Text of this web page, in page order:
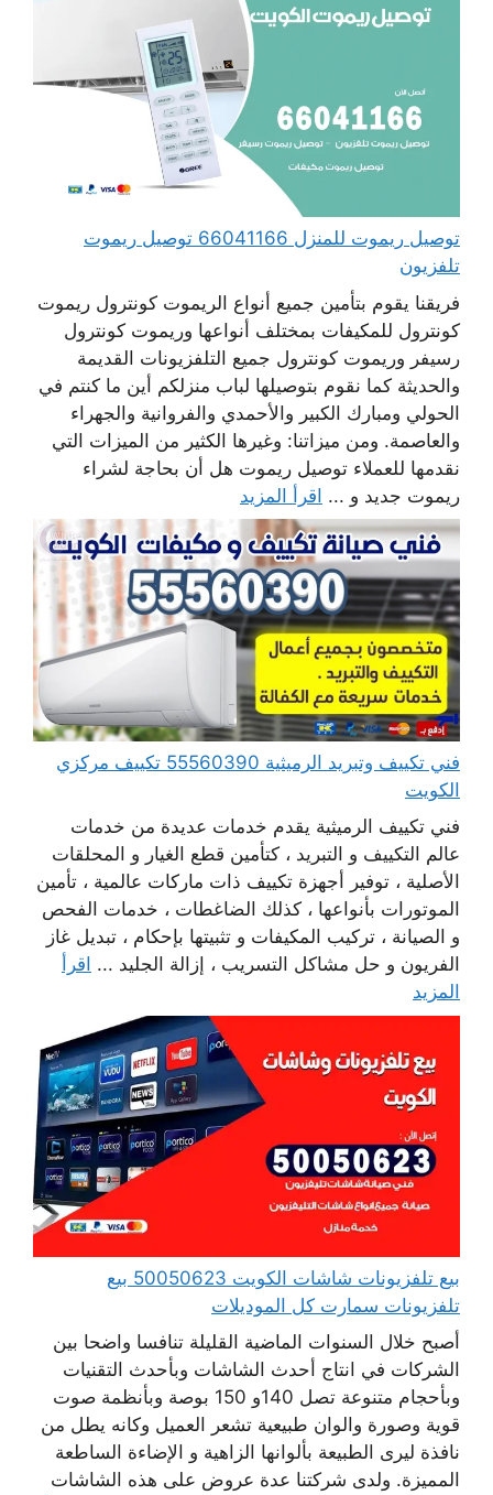
توصيل ريموت للمنزل 66041166 توصيل ريموت
تلفزيون
فريقنا يقوم بتأمين جميع أنواع الريموت كونترول ريموت
كونترول للمكيفات بمختلف أنواعها وريموت كونترول
رسيفر وريموت كونترول جميع التلفزيونات القديمة
والحديثة كما نقوم بتوصيلها لباب منزلكم أين ما كنتم في
الحولي ومبارك الكبير والأحمدي والفروانية والجهراء
والعاصمة. ومن ميزاتنا: وغيرها الكثير من الميزات التي
نقدمها للعملاء توصيل ريموت هل أن بحاجة لشراء
ريموت جديد و ... اقرأ المزيد
فني تكييف وتبريد الرميثية 55560390 تكييف مركزي
الكويت
فني تكييف الرميثية يقدم خدمات عديدة من خدمات
عالم التكييف و التبريد ، كتأمين قطع الغيار و المحلقات
الأصلية ، توفير أجهزة تكييف ذات ماركات عالمية ، تأمين
الموتورات بأنواعها ، كذلك الضاغطات ، خدمات الفحص
و الصيانة ، تركيب المكيفات و تثبيتها بإحكام ، تبديل غاز
الفريون و حل مشاكل التسريب ، إزالة الجليد ... اقرأ
المزيد
بيع تلفزيونات شاشات الكويت 50050623 بيع
تلفزيونات سمارت كل الموديلات
أصبح خلال السنوات الماضية القليلة تنافسا واضحا بين
الشركات في انتاج أحدث الشاشات وبأحدث التقنيات
وبأحجام متنوعة تصل 140و 150 بوصة وبأنظمة صوت
قوية وصورة والوان طبيعية تشعر العميل وكانه يطل من
نافذة ليرى الطبيعة بألوانها الزاهية و الإضاءة الساطعة
المميزة. ولدى شركتنا عدة عروض على هذه الشاشات